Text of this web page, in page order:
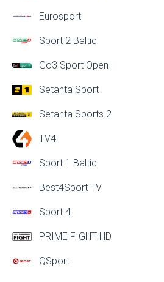
Eurosport
Sport 2 Baltic
Go3 Sport Open
Setanta Sport
Setanta Sports 2
TV4
Sport 1 Baltic
Best4Sport TV
Sport 4
PRIME FIGHT HD
QSport